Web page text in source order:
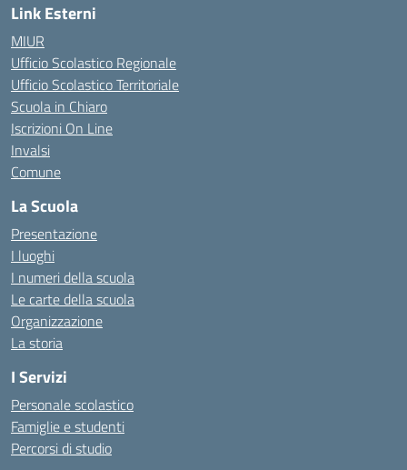
Link Esterni
MIUR
Ufficio Scolastico Regionale
Ufficio Scolastico Territoriale
Scuola in Chiaro
Iscrizioni On Line
Invalsi
Comune
La Scuola
Presentazione
I luoghi
I numeri della scuola
Le carte della scuola
Organizzazione
La storia
I Servizi
Personale scolastico
Famiglie e studenti
Percorsi di studio